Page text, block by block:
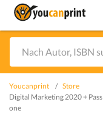
Youcanprint
Store
Digital Marketing 2020 +
one